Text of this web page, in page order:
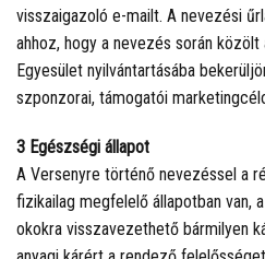
visszaigazoló e-mailt. A nevezési
ahhoz, hogy a nevezés során közölt
Egyesület nyilvántartásába
szponzorai, támogatói
3 Egészségi állapot
A Versenyre történő nevezéssel a
fizikailag megfelelő állapotban van,
okokra visszavezethető bármilyen